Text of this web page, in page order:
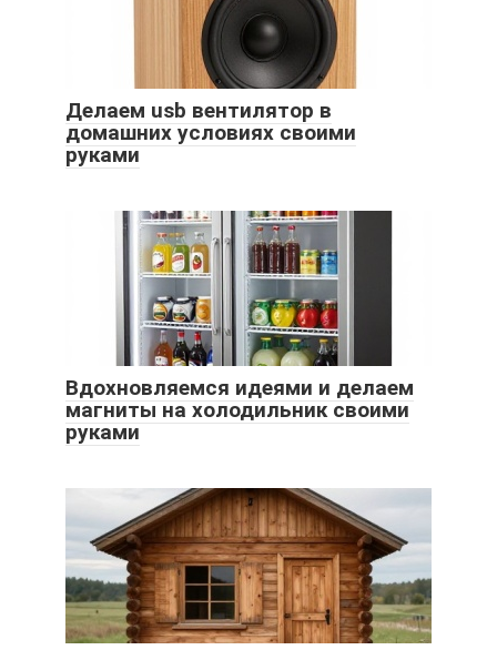
Делаем usb вентилятор в
домашних условиях своими
руками
Вдохновляемся идеями и делаем
магниты на холодильник своими
руками